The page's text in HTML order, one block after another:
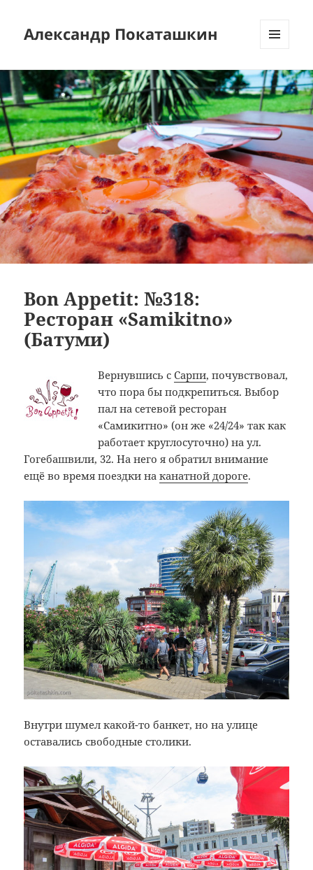
Александр Покаташкин
ВИДЖЕТЫ
Bon Appetit: №318:
Ресторан «Samikitno»
(Батуми)
Вернувшись сСарпи, почувствовал,
что пора бы подкрепиться. Выбор
пал на сетевой ресторан
«Самикитно» (он же «24/24» так как
работает круглосуточно) на ул.
Гогебашвили, 32. На него я обратил внимание
ещё во время поездки наканатной дороге.
Внутри шумел какой-то банкет, но на улице
оставались свободные столики.